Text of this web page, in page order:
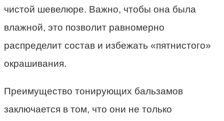
чистой шевелюре. Важно, чтобы она была
влажной, это позволит равномерно
распределит состав и избежать «пятнистого»
окрашивания.
Преимущество тонирующих бальзамов
заключается в том, что они не только